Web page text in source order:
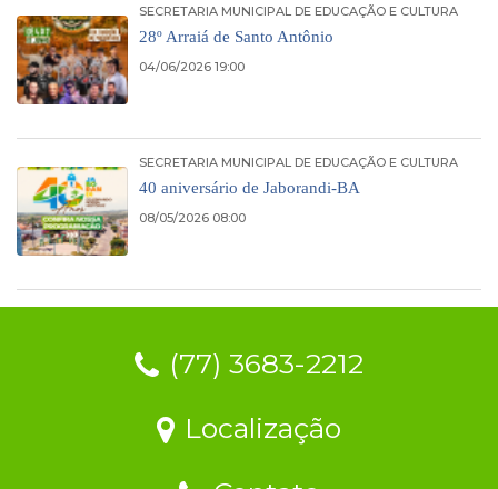
SECRETARIA MUNICIPAL DE EDUCAÇÃO E CULTURA
28º Arraiá de Santo Antônio
04/06/2026 19:00
SECRETARIA MUNICIPAL DE EDUCAÇÃO E CULTURA
40 aniversário de Jaborandi-BA
08/05/2026 08:00
(77) 3683-2212
Localização